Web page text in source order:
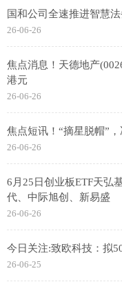
国和公司全速推进智慧
26-06-26
焦点消息！天德地产
港元
26-06-26
焦点短讯！“摘星脱帽”，
26-06-26
6月25日创业板ETF天弘
代、中际旭创、新易盛
26-06-26
今日关注:致欧科技：拟
26-06-25